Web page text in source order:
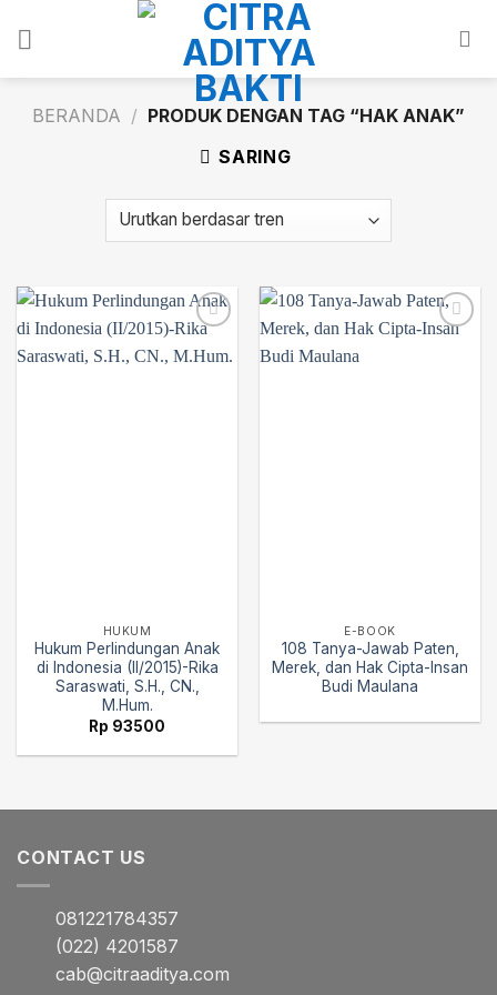
BERANDA / PRODUK DENGAN TAG “HAK ANAK”
SARING
HUKUM
Hukum Perlindungan Anak
di Indonesia (II/2015)-Rika
Saraswati, S.H., CN.,
M.Hum.
Rp 93500
E-BOOK
108 Tanya-Jawab Paten,
Merek, dan Hak Cipta-Insan
Budi Maulana
CONTACT US
081221784357
(022) 4201587
cab@citraaditya.com